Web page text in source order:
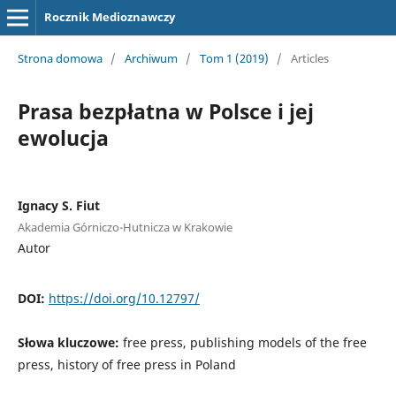
Rocznik Medioznawczy
Strona domowa / Archiwum / Tom 1 (2019) / Articles
Prasa bezpłatna w Polsce i jej
ewolucja
Ignacy S. Fiut
Akademia Górniczo-Hutnicza w Krakowie
Autor
DOI: https://doi.org/10.12797/
Słowa kluczowe: free press, publishing models of the free
press, history of free press in Poland